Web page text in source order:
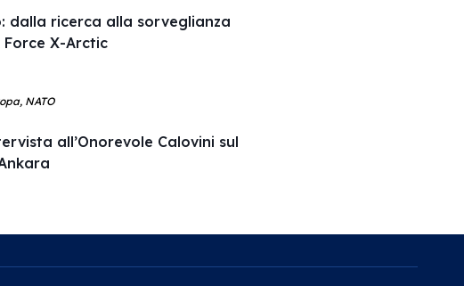
dalla ricerca alla sorveglianza
X-Arctic
NATO
all’Onorevole Calovini sul